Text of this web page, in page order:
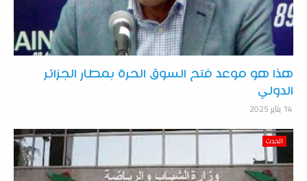
هذا هو موعد فتح السوق الحرة بمطار الجزائر
الدولي
14 يناير 2025
الحدث